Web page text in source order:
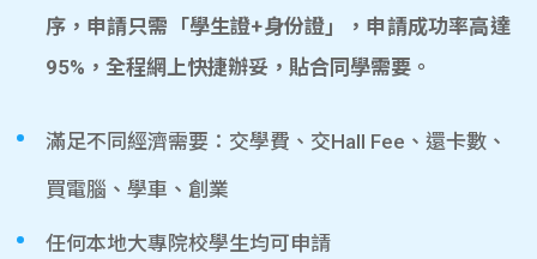
序，申請只需「學生證+身份證」，申請成功率高達
95%，全程網上快捷辦妥，貼合同學需要。
滿足不同經濟需要：交學費、交Hall Fee、還卡數、
買電腦、學車、創業
任何本地大專院校學生均可申請